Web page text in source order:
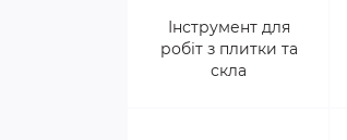
Інструмент для
робіт з плитки та
скла